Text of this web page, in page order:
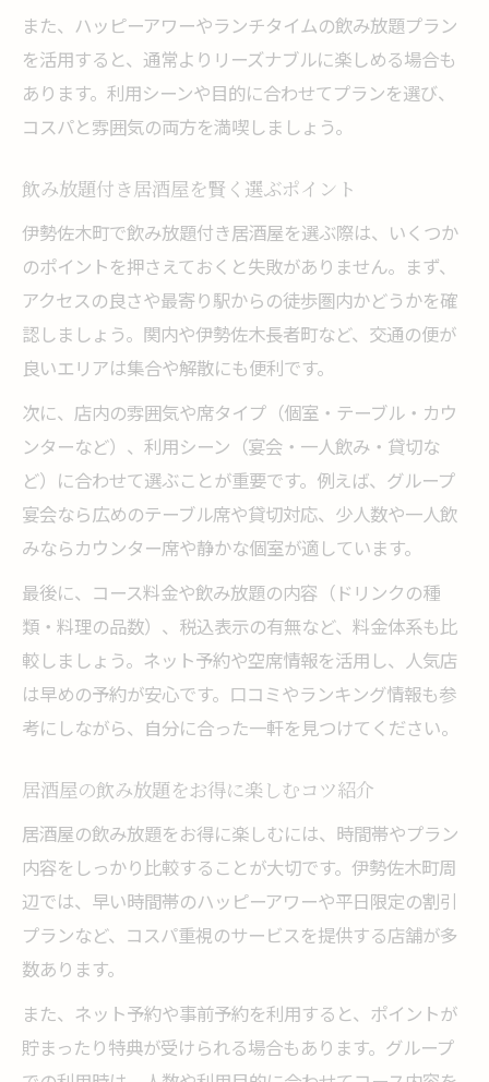
また、ハッピーアワーやランチタイムの飲み放題プラン
を活用すると、通常よりリーズナブルに楽しめる場合も
あります。利用シーンや目的に合わせてプランを選び、
コスパと雰囲気の両方を満喫しましょう。
飲み放題付き居酒屋を賢く選ぶポイント
伊勢佐木町で飲み放題付き居酒屋を選ぶ際は、いくつか
のポイントを押さえておくと失敗がありません。まず、
アクセスの良さや最寄り駅からの徒歩圏内かどうかを確
認しましょう。関内や伊勢佐木長者町など、交通の便が
良いエリアは集合や解散にも便利です。
次に、店内の雰囲気や席タイプ（個室・テーブル・カウ
ンターなど）、利用シーン（宴会・一人飲み・貸切な
ど）に合わせて選ぶことが重要です。例えば、グループ
宴会なら広めのテーブル席や貸切対応、少人数や一人飲
みならカウンター席や静かな個室が適しています。
最後に、コース料金や飲み放題の内容（ドリンクの種
類・料理の品数）、税込表示の有無など、料金体系も比
較しましょう。ネット予約や空席情報を活用し、人気店
は早めの予約が安心です。口コミやランキング情報も参
考にしながら、自分に合った一軒を見つけてください。
居酒屋の飲み放題をお得に楽しむコツ紹介
居酒屋の飲み放題をお得に楽しむには、時間帯やプラン
内容をしっかり比較することが大切です。伊勢佐木町周
辺では、早い時間帯のハッピーアワーや平日限定の割引
プランなど、コスパ重視のサービスを提供する店舗が多
数あります。
また、ネット予約や事前予約を利用すると、ポイントが
貯まったり特典が受けられる場合もあります。グループ